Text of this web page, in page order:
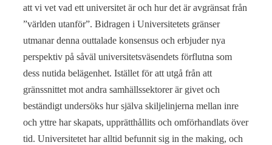
att vi vet vad ett universitet är och hur det är avgränsat från
”världen utanför”. Bidragen i Universitetets gränser
utmanar denna outtalade konsensus och erbjuder nya
perspektiv på såväl universitetsväsendets förflutna som
dess nutida belägenhet. Istället för att utgå från att
gränssnittet mot andra samhällssektorer är givet och
beständigt undersöks hur själva skiljelinjerna mellan inre
och yttre har skapats, upprätthållits och omförhandlats över
tid. Universitetet har alltid befunnit sig in the making, och